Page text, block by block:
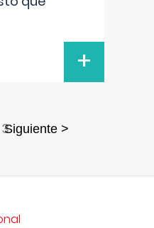
+
3Siguiente >